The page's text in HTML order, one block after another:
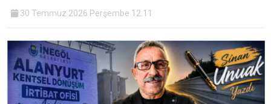
30 Temmuz 2026 Perşembe 12:11